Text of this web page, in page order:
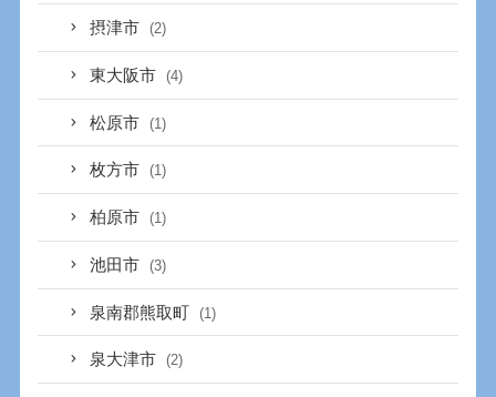
摂津市 (2)
東大阪市 (4)
松原市 (1)
枚方市 (1)
柏原市 (1)
池田市 (3)
泉南郡熊取町 (1)
泉大津市 (2)